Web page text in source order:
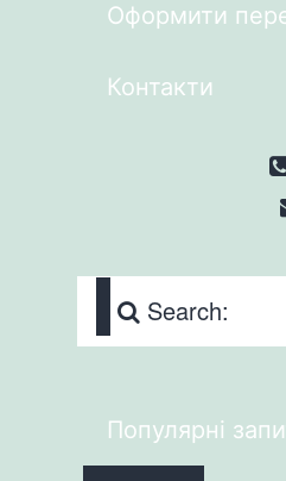
Оформити
Контакти
Search:
Популярні